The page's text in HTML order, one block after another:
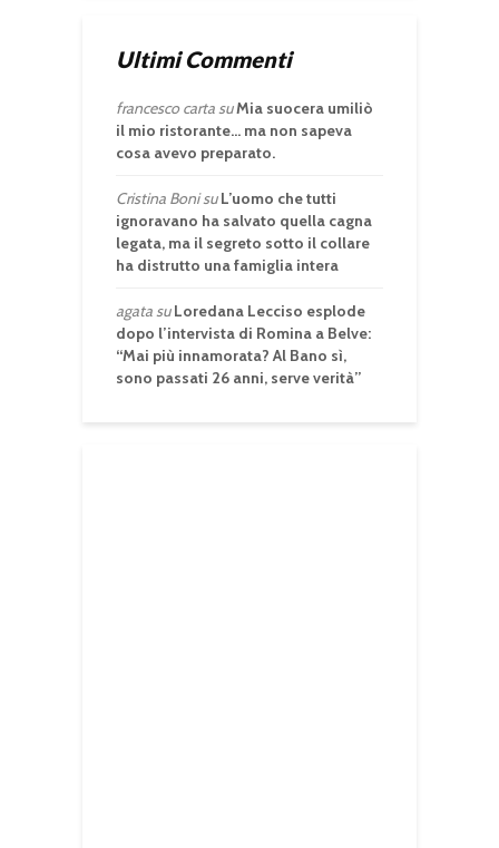
Ultimi Commenti
francesco cartasuMia suocera umiliò
il mio ristorante… ma non sapeva
cosa avevo preparato.
Cristina BonisuL’uomo che tutti
ignoravano ha salvato quella cagna
legata, ma il segreto sotto il collare
ha distrutto una famiglia intera
agatasuLoredana Lecciso esplode
dopo l’intervista di Romina a Belve:
“Mai più innamorata? Al Bano sì,
sono passati 26 anni, serve verità”